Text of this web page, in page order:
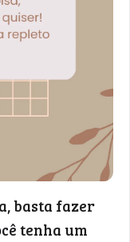
basta fazer
tenha um